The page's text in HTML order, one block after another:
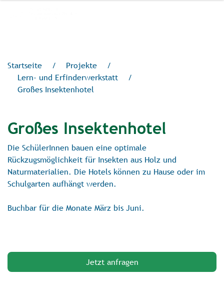
Startseite / Projekte
/
Lern- und Erfinderwerkstatt
/
Großes Insektenhotel
Großes Insektenhotel
Die SchülerInnen bauen eine optimale
Rückzugsmöglichkeit für Insekten aus Holz und
Naturmaterialien. Die Hotels können zu Hause oder im
Schulgarten aufhängt werden.
Buchbar für die Monate März bis Juni.
Jetzt anfragen